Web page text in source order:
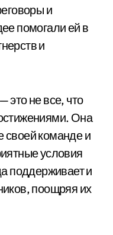
и
помогали ей в
и
это не все, что
Она
своей команде и
условия
поддерживает и
поощряя их